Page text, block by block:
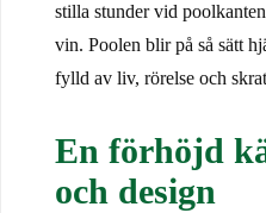
stilla stunder vid
vin. Poolen blir på så sätt
fylld av liv, rörelse och
En förhöjd
och design